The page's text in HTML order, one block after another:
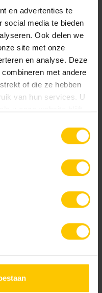
en advertenties te
social media te bieden
Ook delen we
site met onze
en analyse. Deze
met andere
of die ze hebben
van hun services. U